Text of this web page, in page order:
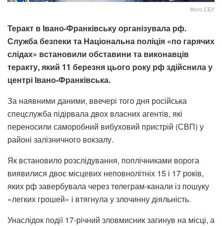
Фото СБУ
Теракт в Івано-Франківську організувала рф.
Служба безпеки та Національна поліція «по гарячих
слідах» встановили обставини та виконавців
теракту, який 11 березня цього року рф здійснила у
центрі Івано-Франківська.
За наявними даними, ввечері того дня російська
спецслужба підірвала двох власних агентів, які
переносили саморобний вибуховий пристрій (СВП) у
районі залізничного вокзалу.
Як встановило розслідування, поплічниками ворога
виявилися двоє місцевих неповнолітніх 15 і 17 років,
яких рф завербувала через телеграм-канали із пошуку
«легких грошей» і втягнула у злочинну діяльність.
Унаслідок події 17-річний зловмисник загинув на місці, а